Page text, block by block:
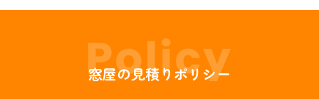
窓屋の見積りポリシー